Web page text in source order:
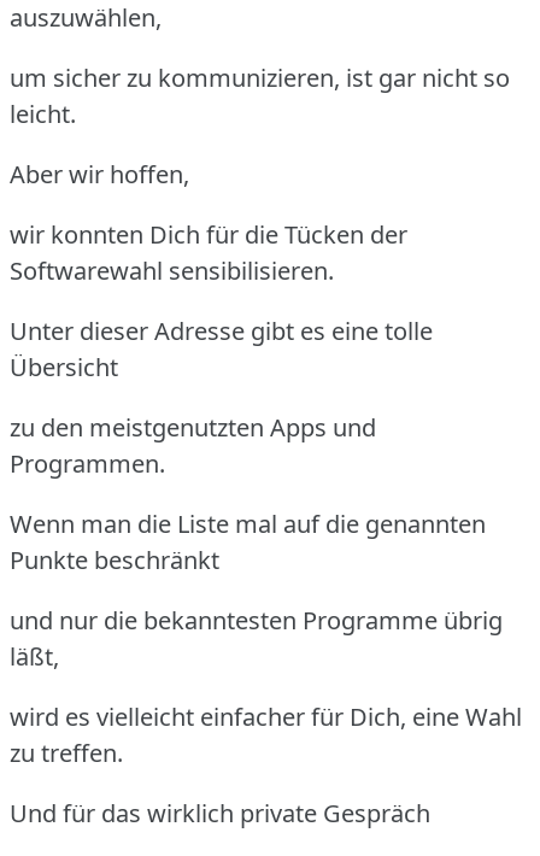
auszuwählen,
um sicher zu kommunizieren, ist gar nicht so
leicht.
Aber wir hoffen,
wir konnten Dich für die Tücken der
Softwarewahl sensibilisieren.
Unter dieser Adresse gibt es eine tolle
Übersicht
zu den meistgenutzten Apps und
Programmen.
Wenn man die Liste mal auf die genannten
Punkte beschränkt
und nur die bekanntesten Programme übrig
läßt,
wird es vielleicht einfacher für Dich, eine Wahl
zu treffen.
Und für das wirklich private Gespräch